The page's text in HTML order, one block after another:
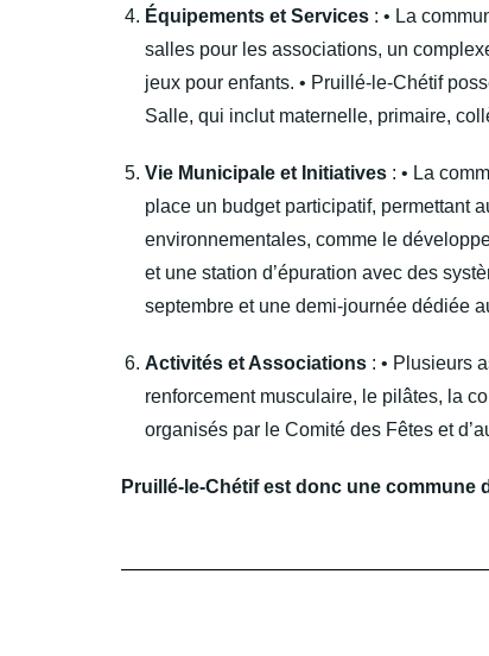
Équipements et Services : • La
salles pour les associations, un
jeux pour enfants. • Pruillé-le-Chétif
Salle, qui inclut maternelle, primaire,
Vie Municipale et Initiatives : • La
place un budget participatif, permettant
environnementales, comme le
et une station d’épuration avec des
septembre et une demi-journée dédiée
Activités et Associations : • Plusieurs
renforcement musculaire, le pilâtes, la
organisés par le Comité des Fêtes et
Pruillé-le-Chétif est donc une commune